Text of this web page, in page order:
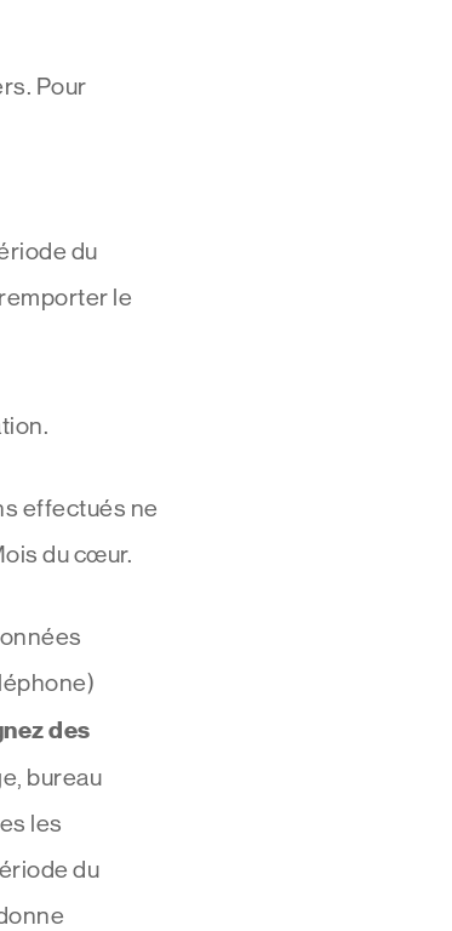
Pour
du
le
effectués ne
du cœur.
des
bureau
les
du